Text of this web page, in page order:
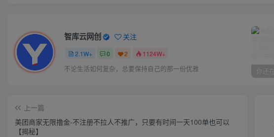
智库云网创 关注
2.1W+ 0 2 1124W+
不论生活如何复杂，总要保持自己的那一份优雅
上一篇
美团商家无限撸金-不注册不拉人不推广，只要有时间一天100单也可以
【揭秘】